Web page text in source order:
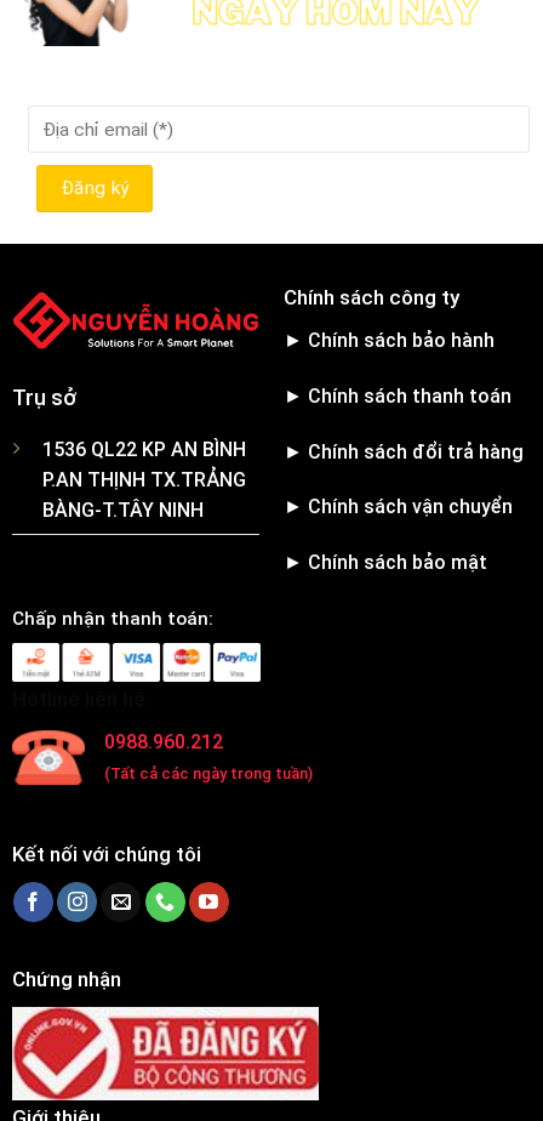
Trụ sở
1536 QL22 KP AN BÌNH
P.AN THỊNH TX.TRẢNG
BÀNG-T.TÂY NINH
Chính sách công ty
► Chính sách bảo hành
► Chính sách thanh toán
► Chính sách đổi trả hàng
► Chính sách vận chuyển
► Chính sách bảo mật
Chấp nhận thanh toán:
0988.960.212
(Tất cả các ngày trong tuần)
Kết nối với chúng tôi
Chứng nhận